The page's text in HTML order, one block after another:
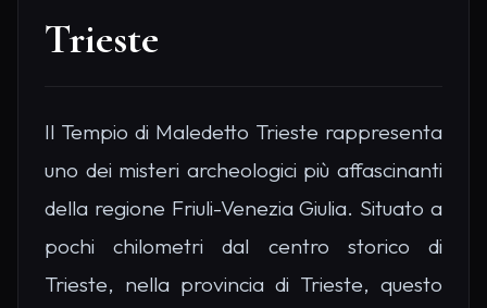
Trieste
Il Tempio di Maledetto Trieste rappresenta
uno dei misteri archeologici più affascinanti
della regione Friuli-Venezia Giulia. Situato a
pochi chilometri dal centro storico di
Trieste, nella provincia di Trieste, questo